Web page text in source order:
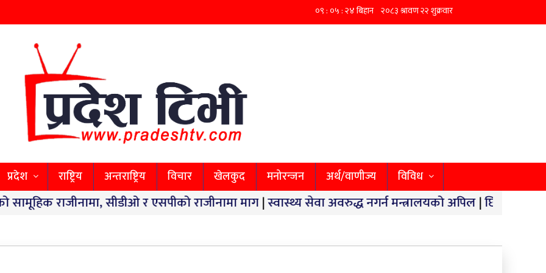
प्रदेश राष्ट्रिय अन्तराष्ट्रिय विचार खेलकुद मनोरन्जन अर्थ/वाणीज्य विविध
सीडीओ र एसपीको राजीनामा माग|स्वास्थ्य सेवा अवरुद्ध नगर्न मन्त्रालयको अपिल|छिपहरमाईमा १४० किलो